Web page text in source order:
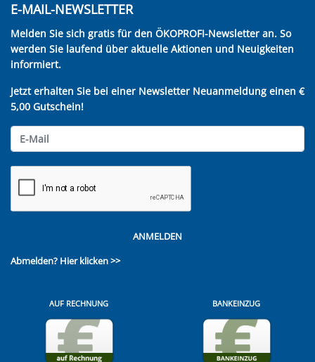
E-MAIL-NEWSLETTER
Melden Sie sich gratis für den ÖKOPROFI-Newsletter an. So
werden Sie laufend über aktuelle Aktionen und Neuigkeiten
informiert.
Jetzt erhalten Sie bei einer Newsletter Neuanmeldung einen €
5,00 Gutschein!
ANMELDEN
Abmelden? Hier klicken >>
AUF RECHNUNG BANKEINZUG